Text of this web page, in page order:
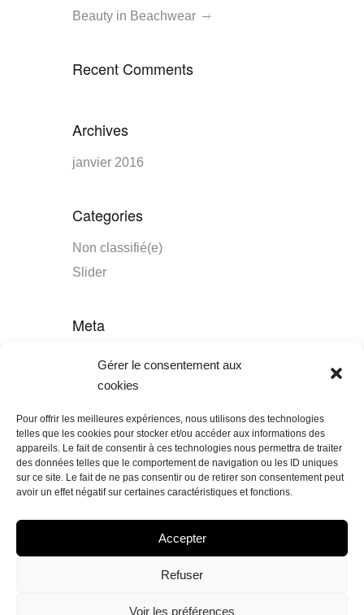
Gérer le consentement aux
cookies
Pour offrir les meilleures expériences, nous utilisons des technologies
telles que les cookies pour stocker et/ou accéder aux informations des
appareils. Le fait de consentir à ces technologies nous permettra de traiter
des données telles que le comportement de navigation ou les ID uniques
sur ce site. Le fait de ne pas consentir ou de retirer son consentement peut
avoir un effet négatif sur certaines caractéristiques et fonctions.
Accepter
Refuser
Voir les préférences
Beauty in Beachwear
Recent Comments
Archives
janvier 2016
Categories
Non classifié(e)
Slider
Meta
Connexion
Flux des publications
Site de WordPress-FR
POLITIQUE DE COOKIES (UE)